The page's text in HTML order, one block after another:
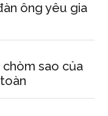
ông yêu gia
chòm sao của